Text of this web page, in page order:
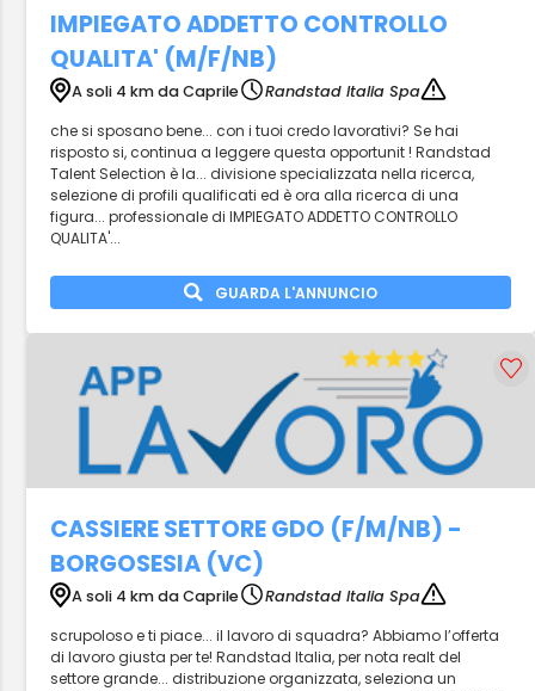
IMPIEGATO ADDETTO CONTROLLO
QUALITA' (M/F/NB)
A soli 4 km da Caprile
Randstad Italia Spa
che si sposano bene... con i tuoi credo lavorativi? Se hai
risposto si, continua a leggere questa opportunit ! Randstad
Talent Selection è la... divisione specializzata nella ricerca,
selezione di profili qualificati ed è ora alla ricerca di una
figura... professionale di IMPIEGATO ADDETTO CONTROLLO
QUALITA'...
GUARDA L'ANNUNCIO
CASSIERE SETTORE GDO (F/M/NB) -
BORGOSESIA (VC)
A soli 4 km da Caprile
Randstad Italia Spa
scrupoloso e ti piace... il lavoro di squadra? Abbiamo l’offerta
di lavoro giusta per te! Randstad Italia, per nota realt del
settore grande... distribuzione organizzata, seleziona un